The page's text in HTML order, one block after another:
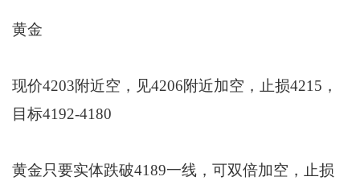
黄金
现价4203附近空，见4206附近加空，止损4215，
目标4192-4180
黄金只要实体跌破4189一线，可双倍加空，止损